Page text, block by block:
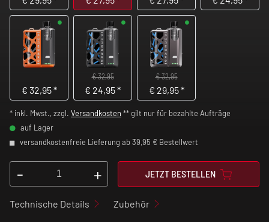
€ 32,95*
€ 32,95
€ 24,95*
€ 32,95
€ 29,95*
* inkl. Mwst., zzgl. Versandkosten ** gilt nur für bezahlte Aufträge
auf Lager
versandkostenfreie Lieferung ab 39,95 € Bestellwert
- + JETZT BESTELLEN
Technische Details Zubehör